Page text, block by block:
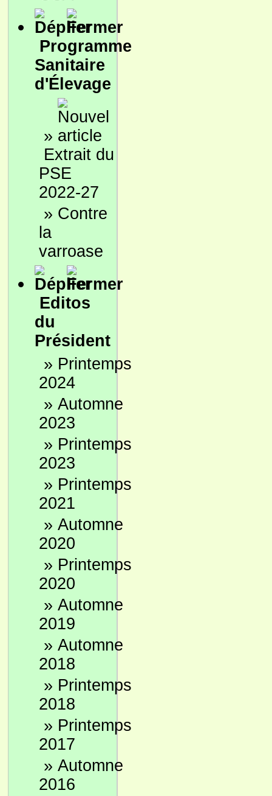
Programme
Sanitaire
d'Élevage
»
Extrait du
PSE
2022-27
» Contre
la
varroase
Editos
du
Président
» Printemps
2024
» Automne
2023
» Printemps
2023
» Printemps
2021
» Automne
2020
» Printemps
2020
» Automne
2019
» Automne
2018
» Printemps
2018
» Printemps
2017
» Automne
2016